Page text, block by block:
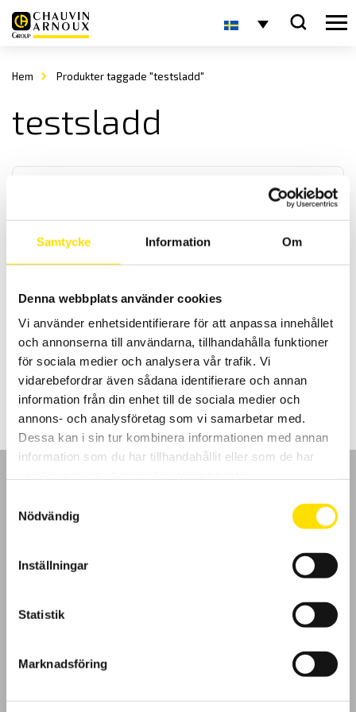
Samtycke Information Om
Denna webbplats använder cookies
Vi använder enhetsidentifierare för att anpassa innehållet
och annonserna till användarna, tillhandahålla funktioner
för sociala medier och analysera vår trafik. Vi
vidarebefordrar även sådana identifierare och annan
information från din enhet till de sociala medier och
annons- och analysföretag som vi samarbetar med.
Dessa kan i sin tur kombinera informationen med annan
information som du har tillhandahållit eller som de har
Nödvändig
Inställningar
Statistik
Marknadsföring
Hem Produkter taggade "testsladd"
testsladd
mätinstrument. Med upp till kategori IV 1000 V säkerhetsklassning
275.00 kr –375.00krPrisintervall:
275.00 kr
375.00 kr
LÄS MER
Kundundersökning